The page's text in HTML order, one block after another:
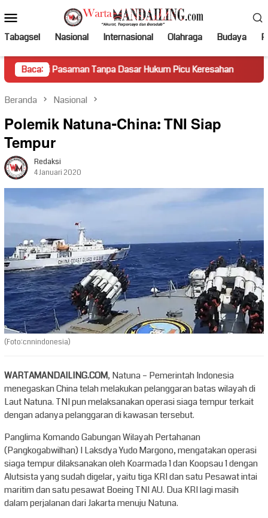
ke
kontenMobile
Tabagsel Nasional Internasional Olahraga Budaya
Baca:Tanpa Dasar Hukum Picu Keresahan Truk Miring
Beranda Nasional
Polemik Natuna-China: TNI Siap
Tempur
Redaksi
4 Januari 2020
(Foto:cnnindonesia)
WARTAMANDAILING.COM, Natuna – Pemerintah Indonesia
menegaskan China telah melakukan pelanggaran batas wilayah di
Laut Natuna. TNI pun melaksanakan operasi siaga tempur terkait
dengan adanya pelanggaran di kawasan tersebut.
Panglima Komando Gabungan Wilayah Pertahanan
(Pangkogabwilhan) I Laksdya Yudo Margono, mengatakan operasi
siaga tempur dilaksanakan oleh Koarmada 1 dan Koopsau 1 dengan
Alutsista yang sudah digelar, yaitu tiga KRI dan satu Pesawat intai
maritim dan satu pesawat Boeing TNI AU. Dua KRI lagi masih
dalam perjalanan dari Jakarta menuju Natuna.